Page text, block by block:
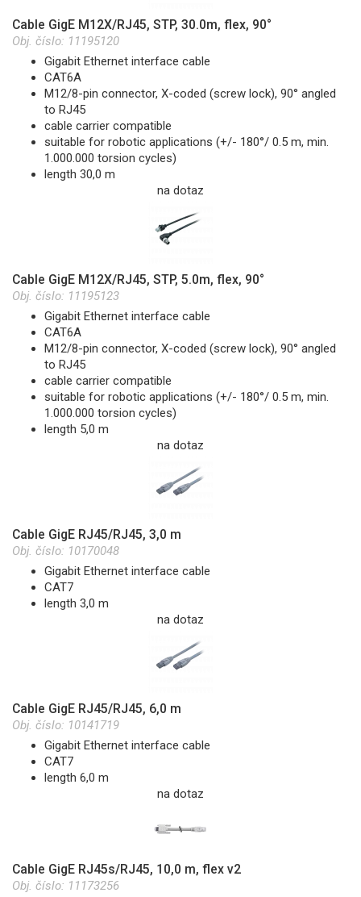
Cable GigE M12X/RJ45, STP, 30.0m, flex, 90°
Obj. číslo: 11195120
Gigabit Ethernet interface cable
CAT6A
M12/8-pin connector, X-coded (screw lock), 90° angled
to RJ45
cable carrier compatible
suitable for robotic applications (+/- 180°/ 0.5 m, min.
1.000.000 torsion cycles)
length 30,0 m
na dotaz
Cable GigE M12X/RJ45, STP, 5.0m, flex, 90°
Obj. číslo: 11195123
Gigabit Ethernet interface cable
CAT6A
M12/8-pin connector, X-coded (screw lock), 90° angled
to RJ45
cable carrier compatible
suitable for robotic applications (+/- 180°/ 0.5 m, min.
1.000.000 torsion cycles)
length 5,0 m
na dotaz
Cable GigE RJ45/RJ45, 3,0 m
Obj. číslo: 10170048
Gigabit Ethernet interface cable
CAT7
length 3,0 m
na dotaz
Cable GigE RJ45/RJ45, 6,0 m
Obj. číslo: 10141719
Gigabit Ethernet interface cable
CAT7
length 6,0 m
na dotaz
Cable GigE RJ45s/RJ45, 10,0 m, flex v2
Obj. číslo: 11173256